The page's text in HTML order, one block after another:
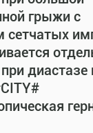
грыжи с
сетчатых